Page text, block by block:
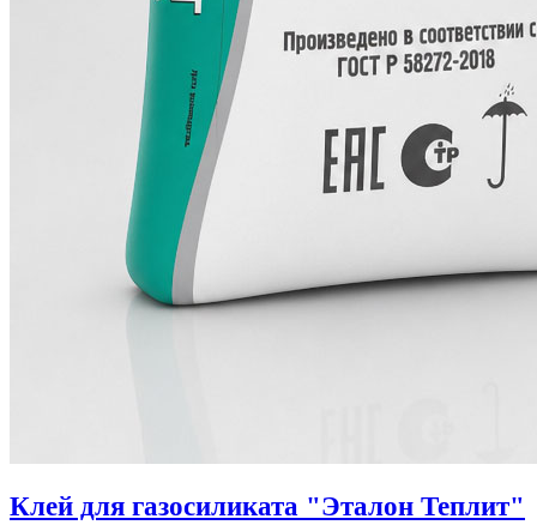
Клей для газосиликата "Эталон Теплит"